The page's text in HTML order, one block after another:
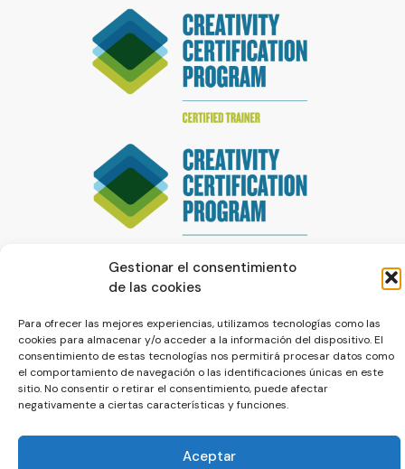
Gestionar el consentimiento
de las cookies
Para ofrecer las mejores experiencias, utilizamos tecnologías como las
cookies para almacenar y/o acceder a la información del dispositivo. El
consentimiento de estas tecnologías nos permitirá procesar datos como
el comportamiento de navegación o las identificaciones únicas en este
sitio. No consentir o retirar el consentimiento, puede afectar
negativamente a ciertas características y funciones.
Aceptar
© La Servilleta - El Blog de Paco Prieto